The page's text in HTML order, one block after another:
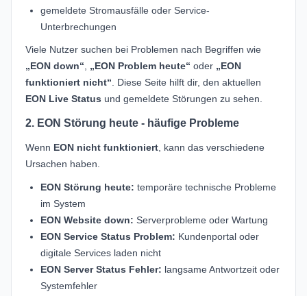
gemeldete Stromausfälle oder Service-
Unterbrechungen
Viele Nutzer suchen bei Problemen nach Begriffen wie
„EON down“, „EON Problem heute“ oder „EON
funktioniert nicht“. Diese Seite hilft dir, den aktuellen
EON Live Status und gemeldete Störungen zu sehen.
2. EON Störung heute - häufige Probleme
Wenn EON nicht funktioniert, kann das verschiedene
Ursachen haben.
EON Störung heute: temporäre technische Probleme
im System
EON Website down: Serverprobleme oder Wartung
EON Service Status Problem: Kundenportal oder
digitale Services laden nicht
EON Server Status Fehler: langsame Antwortzeit oder
Systemfehler